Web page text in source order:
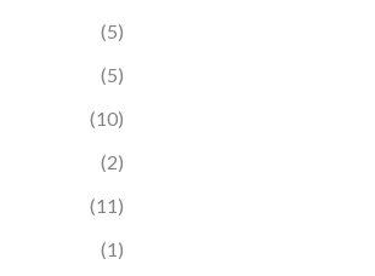
(5)
(5)
(10)
(2)
(11)
(1)